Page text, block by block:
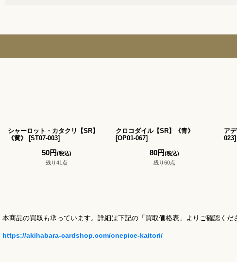
シャーロット・カタクリ【SR】
《黄》
[ST07-003]
50円(税込)
残り41点
クロコダイル【SR】《青》
[OP01-067]
80円(税込)
残り60点
ア
023]
本商品の買取も承っています。詳細は下記の「買取価格表」よりご確認くだ
https://akihabara-cardshop.com/onepice-kaitori/